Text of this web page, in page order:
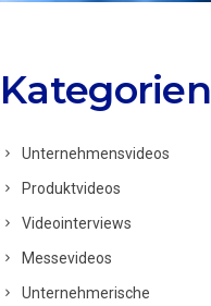
Kategorien
Unternehmensvideos
Produktvideos
Videointerviews
Messevideos
Unternehmerische